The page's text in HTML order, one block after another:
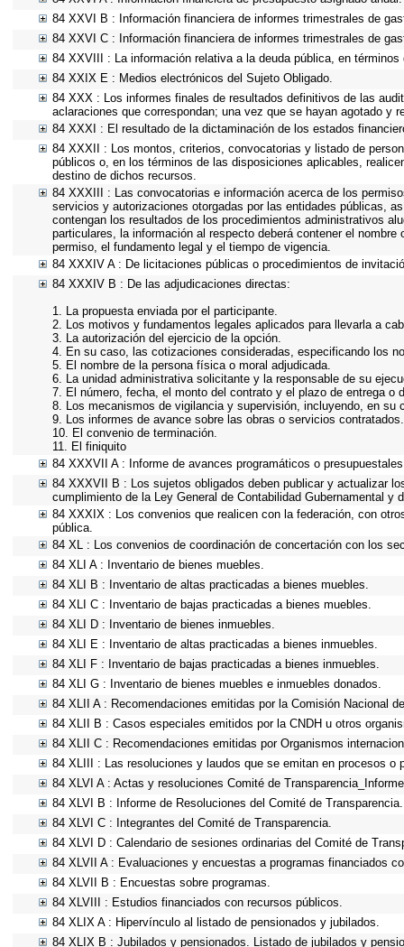
84 XXVI B : Información financiera de informes trimestrales de
84 XXVI C : Información financiera de informes trimestrales de
84 XXVIII : La información relativa a la deuda pública, en
84 XXIX E : Medios electrónicos del Sujeto Obligado.
84 XXX : Los informes finales de resultados definitivos de las
aclaraciones que correspondan; una vez que se hayan agotado y
84 XXXI : El resultado de la dictaminación de los estados
84 XXXII : Los montos, criterios, convocatorias y listado de
públicos o, en los términos de las disposiciones aplicables,
destino de dichos recursos.
84 XXXIII : Las convocatorias e información acerca de los
servicios y autorizaciones otorgadas por las entidades públicas,
contengan los resultados de los procedimientos administrativos
particulares, la información al respecto deberá contener el
permiso, el fundamento legal y el tiempo de vigencia.
84 XXXIV A : De licitaciones públicas o procedimientos de
84 XXXIV B : De las adjudicaciones directas:
1. La propuesta enviada por el participante.
2. Los motivos y fundamentos legales aplicados para llevarla a
3. La autorización del ejercicio de la opción.
4. En su caso, las cotizaciones consideradas, especificando los
5. El nombre de la persona física o moral adjudicada.
6. La unidad administrativa solicitante y la responsable de su
7. El número, fecha, el monto del contrato y el plazo de entrega o
8. Los mecanismos de vigilancia y supervisión, incluyendo, en
9. Los informes de avance sobre las obras o servicios contratados.
10. El convenio de terminación.
11. El finiquito
84 XXXVII A : Informe de avances programáticos o
84 XXXVII B : Los sujetos obligados deben publicar y actualizar
cumplimiento de la Ley General de Contabilidad Gubernamental y
84 XXXIX : Los convenios que realicen con la federación, con
pública.
84 XL : Los convenios de coordinación de concertación con los
84 XLI A : Inventario de bienes muebles.
84 XLI B : Inventario de altas practicadas a bienes muebles.
84 XLI C : Inventario de bajas practicadas a bienes muebles.
84 XLI D : Inventario de bienes inmuebles.
84 XLI E : Inventario de altas practicadas a bienes inmuebles.
84 XLI F : Inventario de bajas practicadas a bienes inmuebles.
84 XLI G : Inventario de bienes muebles e inmuebles donados.
84 XLII A : Recomendaciones emitidas por la Comisión Nacional
84 XLII B : Casos especiales emitidos por la CNDH u otros
84 XLII C : Recomendaciones emitidas por Organismos
84 XLIII : Las resoluciones y laudos que se emitan en procesos o
84 XLVI A : Actas y resoluciones Comité de
84 XLVI B : Informe de Resoluciones del Comité de Transparencia.
84 XLVI C : Integrantes del Comité de Transparencia.
84 XLVI D : Calendario de sesiones ordinarias del Comité de
84 XLVII A : Evaluaciones y encuestas a programas financiados
84 XLVII B : Encuestas sobre programas.
84 XLVIII : Estudios financiados con recursos públicos.
84 XLIX A : Hipervínculo al listado de pensionados y jubilados.
84 XLIX B : Jubilados y pensionados. Listado de jubilados y